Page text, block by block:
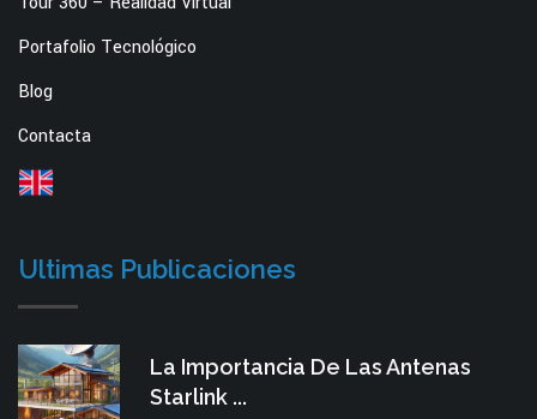
Portafolio Tecnológico
Blog
Contacta
Ultimas Publicaciones
La Importancia De Las Antenas
Starlink ...